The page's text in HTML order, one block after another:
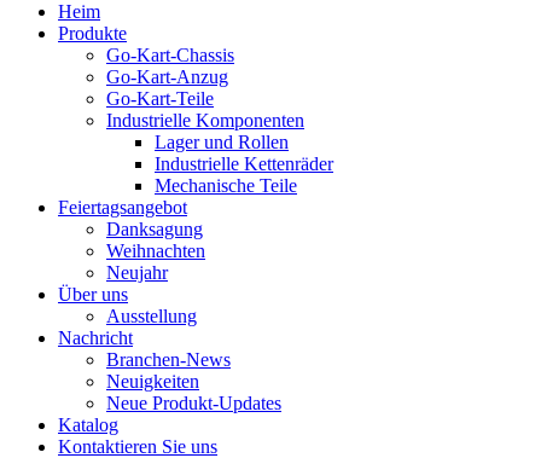
Heim
Produkte
Go-Kart-Chassis
Go-Kart-Anzug
Go-Kart-Teile
Industrielle Komponenten
Lager und Rollen
Industrielle Kettenräder
Mechanische Teile
Feiertagsangebot
Danksagung
Weihnachten
Neujahr
Über uns
Ausstellung
Nachricht
Branchen-News
Neuigkeiten
Neue Produkt-Updates
Katalog
Kontaktieren Sie uns